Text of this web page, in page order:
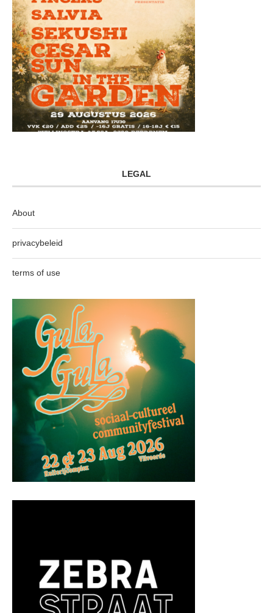
LEGAL
About
privacybeleid
terms of use